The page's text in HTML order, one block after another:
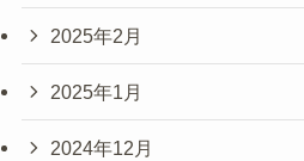
2025年2月
2025年1月
2024年12月